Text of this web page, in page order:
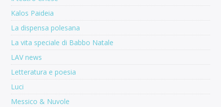
Kalos Paideia
La dispensa polesana
La vita speciale di Babbo Natale
LAV news
Letteratura e poesia
Luci
Messico & Nuvole